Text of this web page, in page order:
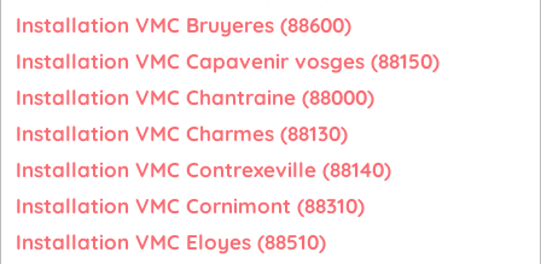
Installation VMC Bruyeres (88600)
Installation VMC Capavenir vosges (88150)
Installation VMC Chantraine (88000)
Installation VMC Charmes (88130)
Installation VMC Contrexeville (88140)
Installation VMC Cornimont (88310)
Installation VMC Eloyes (88510)